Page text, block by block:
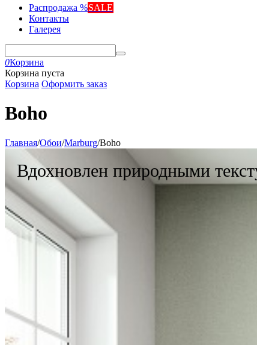
Распродажа %SALE
Контакты
Галерея
0Корзина
Корзина пуста
Корзина Оформить заказ
Boho
Главная/Обои/Marburg/Boho
Вдохновлен природными